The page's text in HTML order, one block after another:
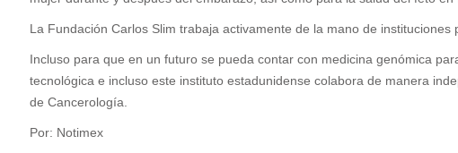
La Fundación Carlos Slim trabaja activamente de la mano de
Incluso para que en un futuro se pueda contar con medicina genómica
tecnológica e incluso este instituto estadunidense colabora de manera
de Cancerología.
Por: Notimex